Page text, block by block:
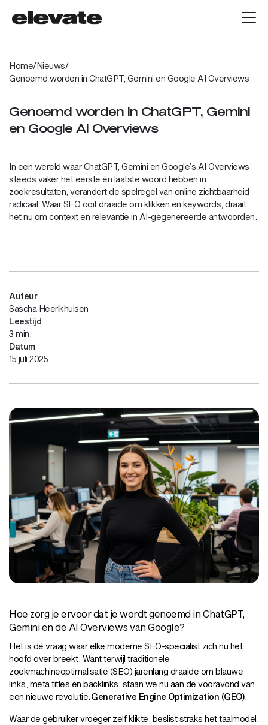
Home/Nieuws/
Genoemd worden in ChatGPT, Gemini en Google AI Overviews
Genoemd worden in ChatGPT, Gemini
en Google AI Overviews
In een wereld waar ChatGPT, Gemini en Google’s AI Overviews
steeds vaker het eerste én laatste woord hebben in
zoekresultaten, verandert de spelregel van online zichtbaarheid
radicaal. WaarSEO ooit draaide om klikken en keywords, draait
het nu om context en relevantie in AI-gegenereerde antwoorden.
Auteur
Sascha Heerikhuisen
Leestijd
3 min.
Datum
15 juli 2025
Hoe zorg je ervoor dat je wordt genoemd in ChatGPT,
Gemini en de AI Overviews van Google?
Het is dé vraag waar elke moderne SEO-specialist zich nu het
hoofd over breekt. Want terwijl traditionele
zoekmachineoptimalisatie (SEO) jarenlang draaide om blauwe
links, meta titles en backlinks, staan we nu aan de vooravond van
een nieuwe revolutie:Generative Engine Optimization (GEO)
Waar de gebruiker vroeger zelf klikte, beslist straks het taalmodel.